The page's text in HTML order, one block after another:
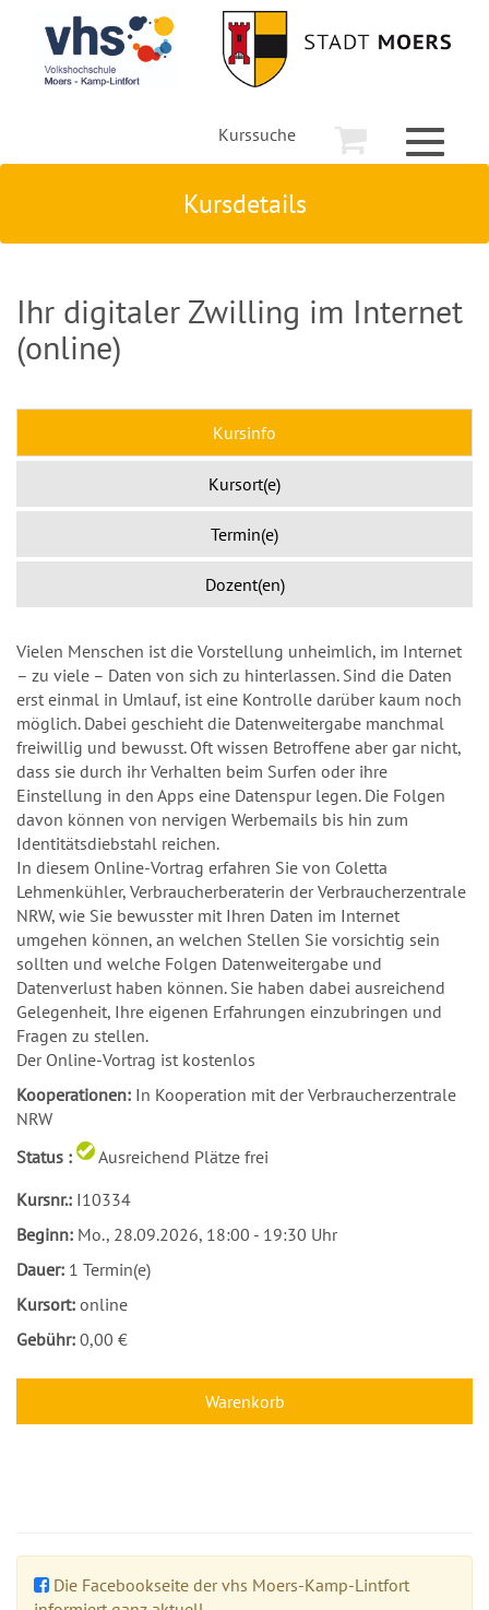
Kurssuche
Toggle
Kursdetails
Ihr digitaler Zwilling im Internet
(online)
Kursinfo
Kursort(e)
Termin(e)
Dozent(en)
Vielen Menschen ist die Vorstellung unheimlich, im Internet
– zu viele – Daten von sich zu hinterlassen. Sind die Daten
erst einmal in Umlauf, ist eine Kontrolle darüber kaum noch
möglich. Dabei geschieht die Datenweitergabe manchmal
freiwillig und bewusst. Oft wissen Betroffene aber gar nicht,
dass sie durch ihr Verhalten beim Surfen oder ihre
Einstellung in den Apps eine Datenspur legen. Die Folgen
davon können von nervigen Werbemails bis hin zum
Identitätsdiebstahl reichen.
In diesem Online-Vortrag erfahren Sie von Coletta
Lehmenkühler, Verbraucherberaterin der Verbraucherzentrale
NRW, wie Sie bewusster mit Ihren Daten im Internet
umgehen können, an welchen Stellen Sie vorsichtig sein
sollten und welche Folgen Datenweitergabe und
Datenverlust haben können. Sie haben dabei ausreichend
Gelegenheit, Ihre eigenen Erfahrungen einzubringen und
Fragen zu stellen.
Der Online-Vortrag ist kostenlos
Kooperationen: In Kooperation mit der Verbraucherzentrale
NRW
Status :
Ausreichend Plätze frei
Kursnr.: I10334
Beginn: Mo., 28.09.2026, 18:00 - 19:30 Uhr
Dauer: 1 Termin(e)
Kursort: online
Gebühr: 0,00 €
Warenkorb
Die Facebookseite der vhs Moers-Kamp-Lintfort